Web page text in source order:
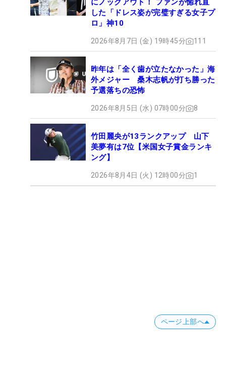
にノックアウト！ ファンが惚れ直
した「ドレス姿が完璧すぎる女子プ
ロ」神10
2026年8月7日 (金) 19時45分 111
昨年は「全く歯が立たなかった」海
外メジャー 桑木志帆が打ち勝った
予選落ちの恐怖
2026年8月5日 (水) 07時00分 8
竹田麗央が13ランクアップ 山下
美夢有は7位【米国女子賞金ランキ
ング】
2026年8月4日 (火) 12時00分 1
ページ上部へ